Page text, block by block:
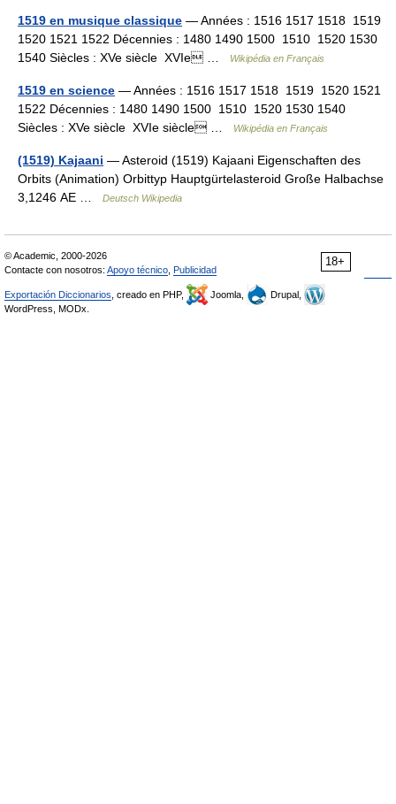
1519 en musique classique — Années : 1516 1517 1518 1519
1520 1521 1522 Décennies : 1480 1490 1500 1510 1520 1530
1540 Siècles : XVe siècle XVIe …
Wikipédia en Français
1519 en science — Années : 1516 1517 1518 1519 1520 1521
1522 Décennies : 1480 1490 1500 1510 1520 1530 1540
Siècles : XVe siècle XVIe siècle …
Wikipédia en Français
(1519) Kajaani — Asteroid (1519) Kajaani Eigenschaften des
Orbits (Animation) Orbittyp Hauptgürtelasteroid Große Halbachse
3,1246 AE …
Deutsch Wikipedia
18+
© Academic, 2000-2026
Contacte con nosotros: Apoyo técnico, Publicidad
Exportación Diccionarios, creado en PHP, Joomla,
Drupal,
WordPress, MODx.